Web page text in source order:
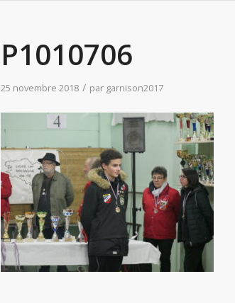
P1010706
25 novembre 2018 / par garnison2017